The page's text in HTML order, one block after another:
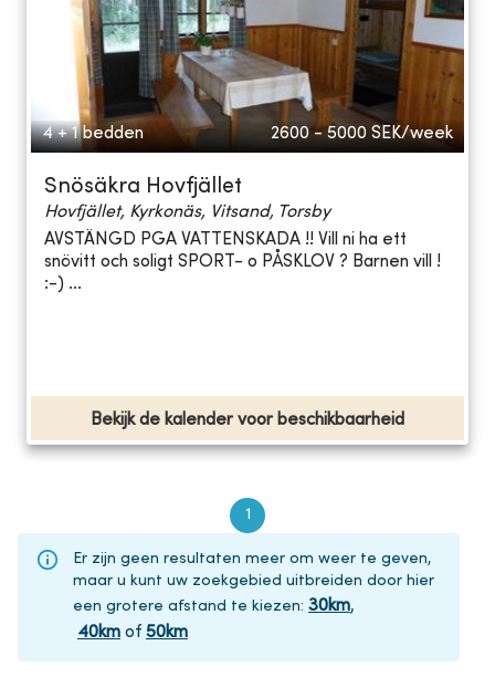
4 + 1 bedden 2600 - 5000 SEK/week
Snösäkra Hovfjället
Hovfjället, Kyrkonäs, Vitsand, Torsby
AVSTÄNGD PGA VATTENSKADA !! Vill ni ha ett
snövitt och soligt SPORT- o PÅSKLOV ? Barnen vill !
:-) ...
Bekijk de kalender voor beschikbaarheid
1
Er zijn geen resultaten meer om weer te geven,
maar u kunt uw zoekgebied uitbreiden door hier
een grotere afstand te kiezen: 30km,
40km of 50km